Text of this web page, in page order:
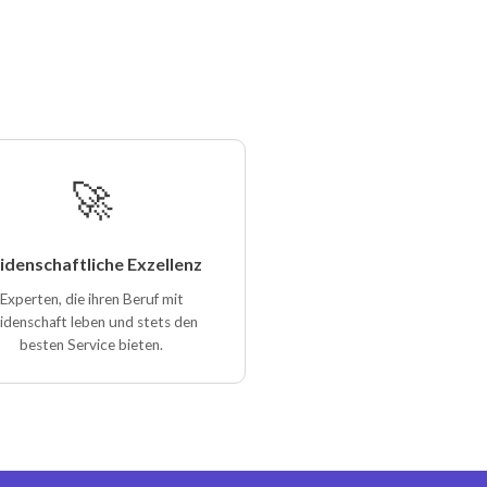
🚀
Exzellenz
Experten, die ihren Beruf mit
leben und stets den
besten Service bieten.